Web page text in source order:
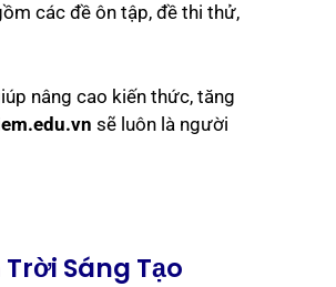
các đề ôn tập, đề thi thử,
nâng cao kiến thức, tăng
sẽ luôn là người
Sáng Tạo